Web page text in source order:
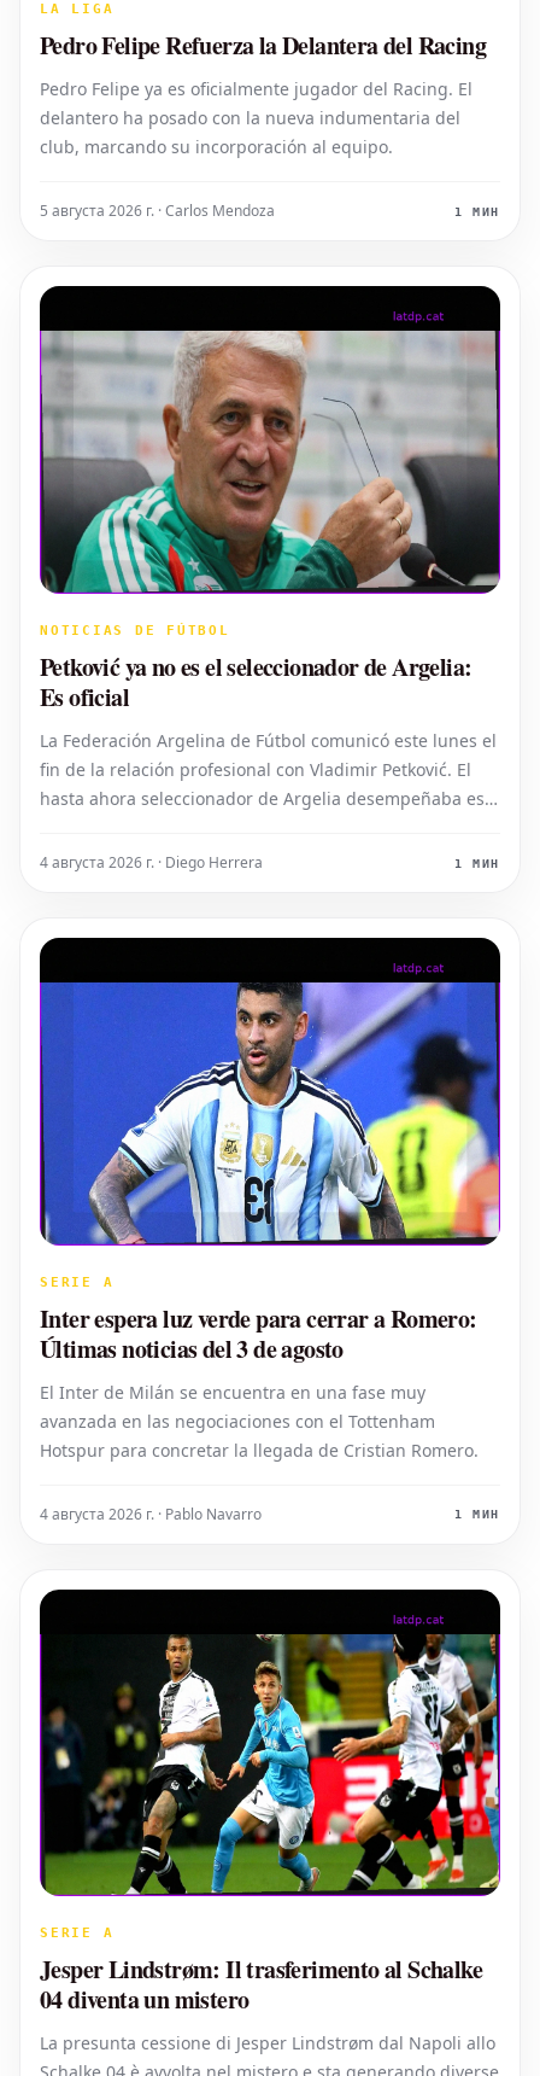
LA LIGA
Pedro Felipe Refuerza la Delantera del Racing
Pedro Felipe ya es oficialmente jugador del Racing. El
delantero ha posado con la nueva indumentaria del
club, marcando su incorporación al equipo.
5 августа 2026 г. · Carlos Mendoza 1 МИН
NOTICIAS DE FÚTBOL
Petković ya no es el seleccionador de Argelia:
Es oficial
La Federación Argelina de Fútbol comunicó este lunes el
fin de la relación profesional con Vladimir Petković. El
hasta ahora seleccionador de Argelia desempeñaba esta
Fennecs alcanzaron los cuartos de final de la Copa de
4 августа 2026 г. · Diego Herrera 1 МИН
SERIE A
Inter espera luz verde para cerrar a Romero:
Últimas noticias del 3 de agosto
El Inter de Milán se encuentra en una fase muy
avanzada en las negociaciones con el Tottenham
Hotspur para concretar la llegada de Cristian Romero.
4 августа 2026 г. · Pablo Navarro 1 МИН
SERIE A
Jesper Lindstrøm: Il trasferimento al Schalke
04 diventa un mistero
La presunta cessione di Jesper Lindstrøm dal Napoli allo